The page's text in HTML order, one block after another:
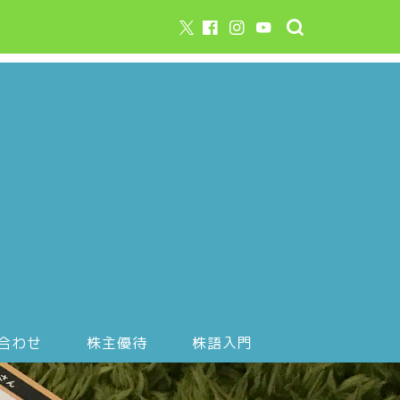
わせ 株主優待 株語入門